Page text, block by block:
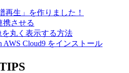
再生」を作りました！
携させる
丸く表示する方法
AWS Cloud9 をインストール